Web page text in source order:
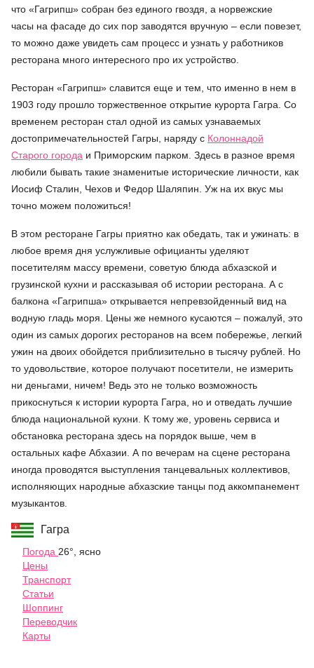
что «Гагрипш» собран без единого гвоздя, а норвежские
часы на фасаде до сих пор заводятся вручную – если повезет,
то можно даже увидеть сам процесс и узнать у работников
ресторана много интересного про их устройство.
Ресторан «Гагрипш» славится еще и тем, что именно в нем в
1903 году прошло торжественное открытие курорта Гагра. Со
временем ресторан стал одной из самых узнаваемых
достопримечательностей Гагры, наряду с Колоннадой
Старого города и Приморским парком. Здесь в разное время
любили бывать такие знаменитые исторические личности, как
Иосиф Сталин, Чехов и Федор Шаляпин. Уж на их вкус мы
точно можем положиться!
В этом ресторане Гагры приятно как обедать, так и ужинать: в
любое время дня услужливые официанты уделяют
посетителям массу времени, советую блюда абхазской и
грузинской кухни и рассказывая об истории ресторана. А с
балкона «Гагрипша» открывается непревзойденный вид на
водную гладь моря. Цены же немного кусаются – пожалуй, это
один из самых дорогих ресторанов на всем побережье, легкий
ужин на двоих обойдется приблизительно в тысячу рублей. Но
то удовольствие, которое получают посетители, не измерить
ни деньгами, ничем! Ведь это не только возможность
прикоснуться к истории курорта Гагра, но и отведать лучшие
блюда национальной кухни. К тому же, уровень сервиса и
обстановка ресторана здесь на порядок выше, чем в
остальных кафе Абхазии. А по вечерам на сцене ресторана
иногда проводятся выступления танцевальных коллективов,
исполняющих народные абхазские танцы под аккомпанемент
музыкантов.
Гагра
Погода 26°, ясно
Цены
Транспорт
Статьи
Шоппинг
Переводчик
Карты